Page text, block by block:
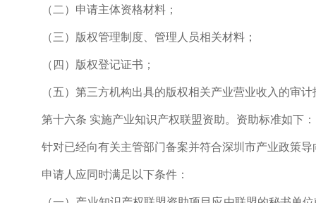
（二）申请主体资格材料；
（三）版权管理制度、管理人员相关材料；
（四）版权登记证书；
（五）第三方机构出具的版权相关产业营业收入的审计
第十六条 实施产业知识产权联盟资助。资助标准如下：
针对已经向有关主管部门备案并符合深圳市产业政策导
申请人应同时满足以下条件：